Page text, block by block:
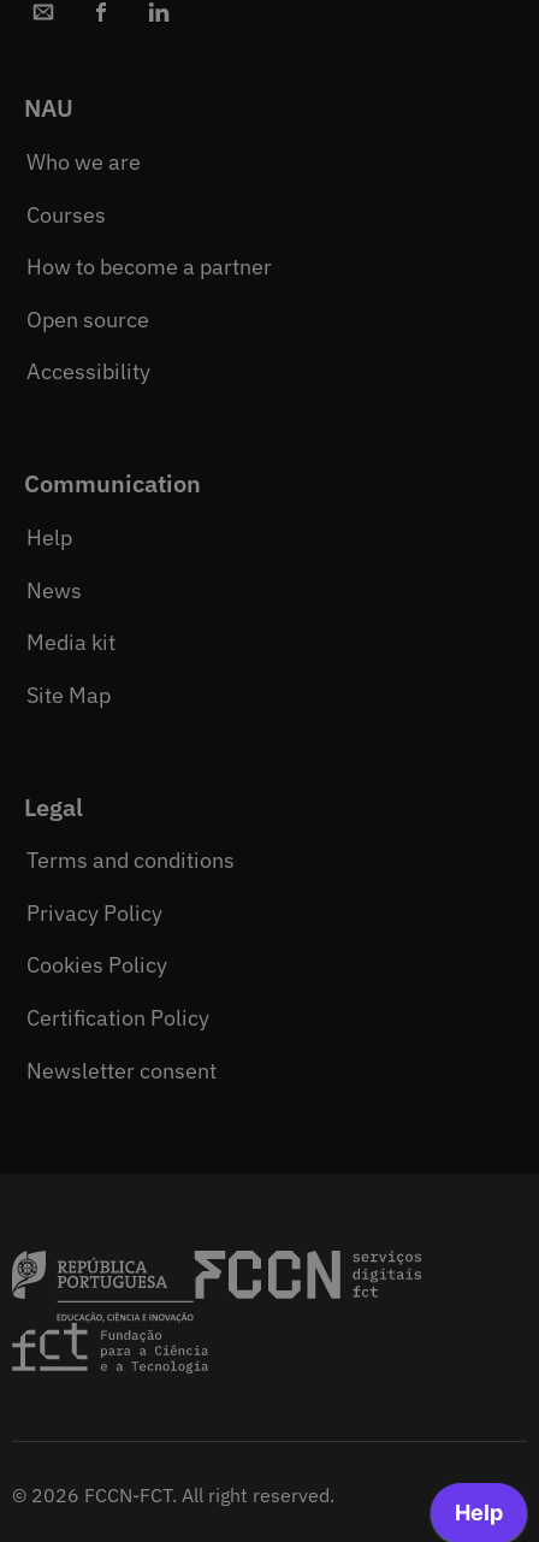
NAU
Who we are
Courses
How to become a partner
Open source
Accessibility
Communication
Help
News
Media kit
Site Map
Legal
Terms and conditions
Privacy Policy
Cookies Policy
Certification Policy
Newsletter consent
© 2026 FCCN-FCT. All right reserved.